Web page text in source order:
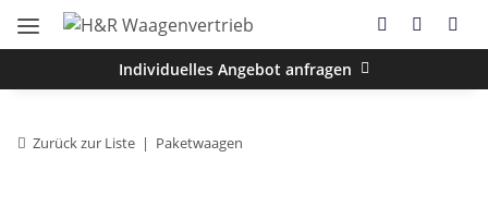
Individuelles Angebot anfragen
Zurück zur Liste Paketwaagen